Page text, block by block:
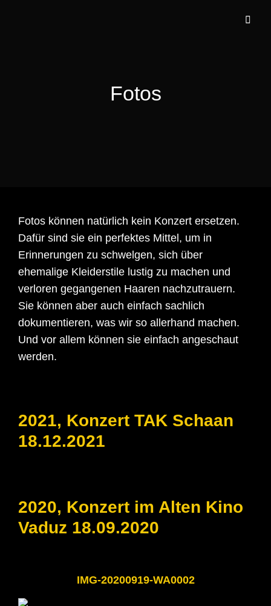
Fotos
Fotos können natürlich kein Konzert ersetzen.
Dafür sind sie ein perfektes Mittel, um in
Erinnerungen zu schwelgen, sich über
ehemalige Kleiderstile lustig zu machen und
verloren gegangenen Haaren nachzutrauern.
Sie können aber auch einfach sachlich
dokumentieren, was wir so allerhand machen.
Und vor allem können sie einfach angeschaut
werden.
2021, Konzert TAK Schaan
18.12.2021
2020, Konzert im Alten Kino
Vaduz 18.09.2020
IMG-20200919-WA0002